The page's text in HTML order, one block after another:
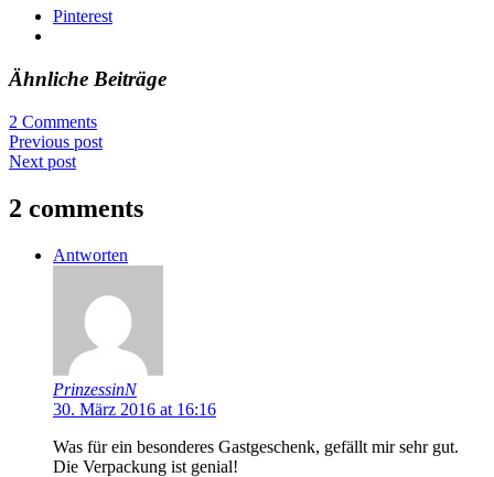
Pinterest
Ähnliche Beiträge
2 Comments
Previous post
Next post
2 comments
Antworten
PrinzessinN
30. März 2016 at 16:16
Was für ein besonderes Gastgeschenk, gefällt mir sehr gut.
Die Verpackung ist genial!